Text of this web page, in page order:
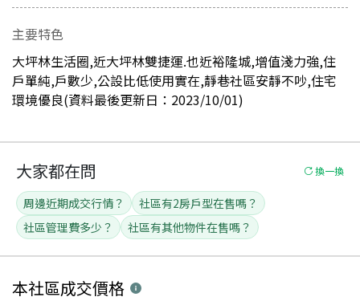
主要特色
大坪林生活圈,近大坪林雙捷運.也近裕隆城,增值淺力強,住
戶單純,戶數少,公設比低使用實在,靜巷社區安靜不吵,住宅
環境優良(資料最後更新日：2023/10/01)
大家都在問 換一換
周邊近期成交行情？
社區有2房戶型在售嗎？
社區管理費多少？
社區有其他物件在售嗎？
本社區成交價格